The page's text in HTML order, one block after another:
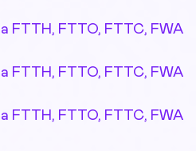
FTTH, FTTO, FTTC, FWA
FTTH, FTTO, FTTC, FWA
FTTH, FTTO, FTTC, FWA